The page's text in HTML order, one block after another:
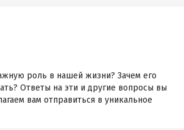
роль в нашей жизни? Зачем его
Ответы на эти и другие вопросы вы
вам отправиться в уникальное